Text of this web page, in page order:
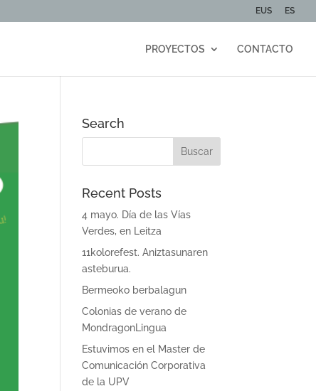
EUS ES
PROYECTOS CONTACTO
Search
Recent Posts
4 mayo. Día de las Vías
Verdes, en Leitza
11kolorefest. Aniztasunaren
asteburua.
Bermeoko berbalagun
Colonias de verano de
MondragonLingua
Estuvimos en el Master de
Comunicación Corporativa
de la UPV